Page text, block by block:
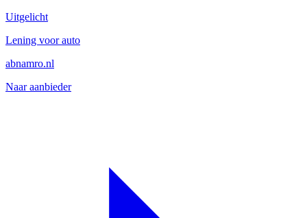
Uitgelicht
Lening voor auto
abnamro.nl
Naar aanbieder